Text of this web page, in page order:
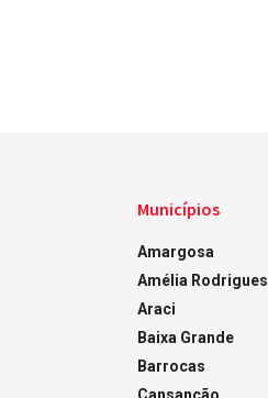
Municípios
Amargosa
Amélia Rodrigues
Araci
Baixa Grande
Barrocas